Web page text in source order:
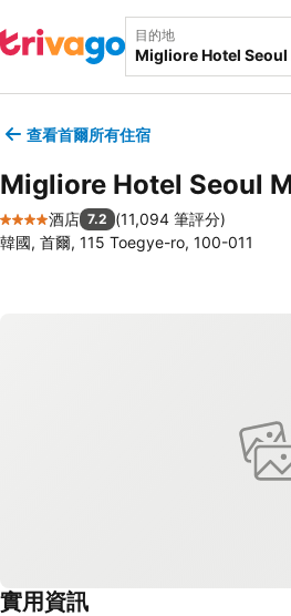
目的地
查看首爾所有住宿
Migliore Hotel Seoul
4 星級
酒店 7.2 (11,094 筆評分)
韓國, 首爾, 115 Toegye-ro, 100-011
實用資訊